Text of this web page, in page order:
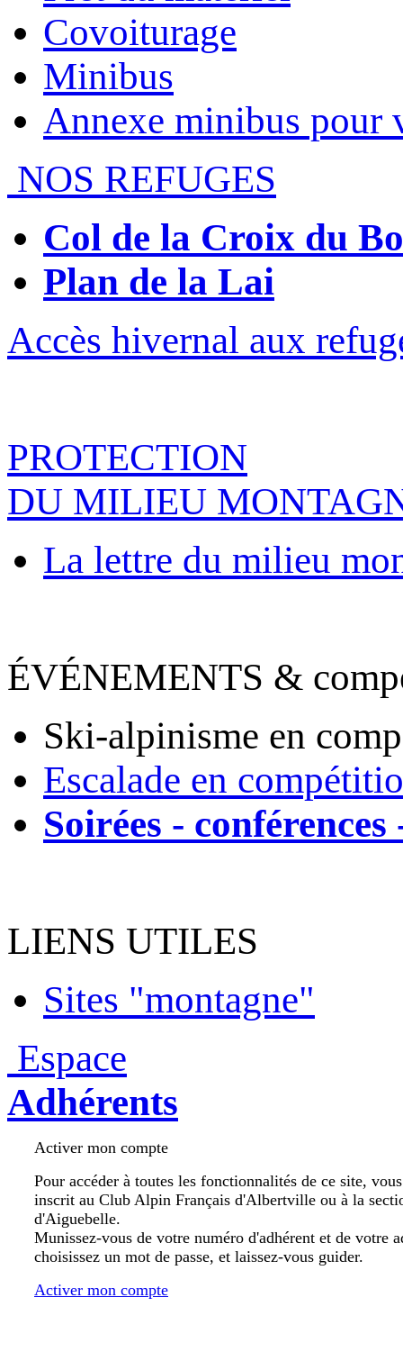
Covoiturage
Minibus
Annexe minibus pour
NOS REFUGES
Col de la Croix du
Plan de la Lai
Accès hivernal aux
PROTECTION
DU MILIEU
La lettre du milieu
ÉVÉNEMENTS &
Ski-alpinisme en
Escalade en
Soirées - conférences
LIENS UTILES
Sites "montagne"
Espace
Adhérents
Activer mon compte
Pour accéder à toutes les fonctionnalités de ce site,
inscrit au Club Alpin Français d'Albertville ou à la
d'Aiguebelle.
Munissez-vous de votre numéro d'adhérent et de votre
choisissez un mot de passe, et laissez-vous guider.
Activer mon compte